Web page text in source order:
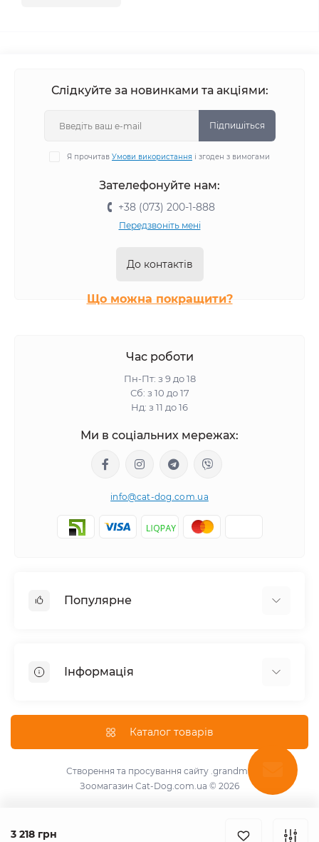
3 218 грн
Слідкуйте за новинками та акціями:
Підпишіться
Я прочитав Умови використання і згоден з вимогами
Зателефонуйте нам:
+38 (073) 200-1-888
Передзвоніть мені
До контактів
Що можна покращити?
Час роботи
Пн-Пт: з 9 до 18
Сб: з 10 до 17
Нд: з 11 до 16
Ми в соціальних мережах:
info@cat-dog.com.ua
Популярне
Вологий корм для котів
Сухий корм для собак
Сухий корм для котів
Паштет для собак
Інформація
Повернення та обмін товарів
Умови використання
Знижки для розплідників
Карта сайту
Каталог товарів
Створення та просування сайту .grandma
Зоомагазин Cat-Dog.com.ua © 2026